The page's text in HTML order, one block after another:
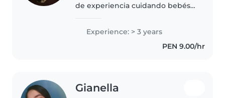
de experiencia cuidando bebés y
inicial de niños pequeños y
preescolares. Soy responsable,
creativa y amigable. Tengo
Experience: > 3 years
PEN 9.00/hr
Gianella